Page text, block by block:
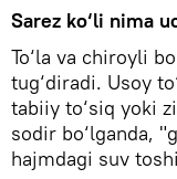
Sarez ko‘li nima
To‘la va chiroyli
tug‘diradi. Usoy
tabiiy to‘siq yoki
sodir bo‘lganda,
hajmdagi suv